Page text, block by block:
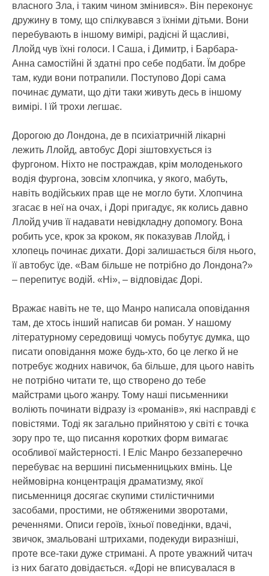
власного Зла, і таким чином змінився». Він переконує
дружину в тому, що спілкувався з їхніми дітьми. Вони
перебувають в іншому вимірі, радісні й щасливі,
Ллойд чув їхні голоси. І Саша, і Димитр, і Барбара-
Анна самостійні й здатні про себе подбати. Їм добре
там, куди вони потрапили. Поступово Дорі сама
починає думати, що діти таки живуть десь в іншому
вимірі. І їй трохи легшає.
Дорогою до Лондона, де в психіатричній лікарні
лежить Ллойд, автобус Дорі зіштовхується із
фургоном. Ніхто не постраждав, крім молоденького
водія фургона, зовсім хлопчика, у якого, мабуть,
навіть водійських прав ще не могло бути. Хлопчина
згасає в неї на очах, і Дорі пригадує, як колись давно
Ллойд учив її надавати невідкладну допомогу. Вона
робить усе, крок за кроком, як показував Ллойд, і
хлопець починає дихати. Дорі залишається біля нього,
її автобус їде. «Вам більше не потрібно до Лондона?»
– перепитує водій. «Ні», – відповідає Дорі.
Вражає навіть не те, що Манро написала оповідання
там, де хтось інший написав би роман. У нашому
літературному середовищі чомусь побутує думка, що
писати оповідання може будь-хто, бо це легко й не
потребує жодних навичок, ба більше, для цього навіть
не потрібно читати те, що створено до тебе
майстрами цього жанру. Тому наші письменники
воліють починати відразу із «романів», які насправді є
повістями. Тоді як загально прийнятою у світі є точка
зору про те, що писання коротких форм вимагає
особливої майстерності. І Еліс Манро беззаперечно
перебуває на вершині письменницьких вмінь. Це
неймовірна концентрація драматизму, якої
письменниця досягає скупими стилістичними
засобами, простими, не обтяженими зворотами,
реченнями. Описи героїв, їхньої поведінки, вдачі,
звичок, змальовані штрихами, подекуди виразніші,
проте все-таки дуже стримані. А проте уважний читач
із них багато довідається. «Дорі не вписувалася в